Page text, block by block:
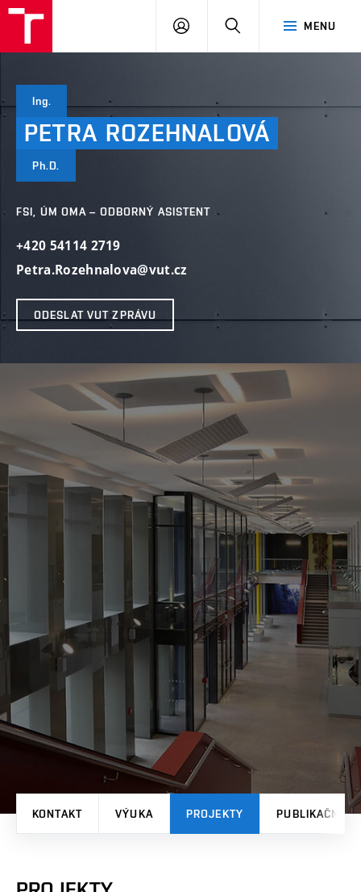
MENU
PŘIHLÁSIT
Ing.
PETRA ROZEHNALOVÁ
Ph.D.
FSI, ÚM OMA – ODBORNÝ ASISTENT
+420 54114 2719
Petra.Rozehnalova@vut.cz
ODESLAT VUT ZPRÁVU
KONTAKT VÝUKA PROJEKTY PUBLIKAČNÍ